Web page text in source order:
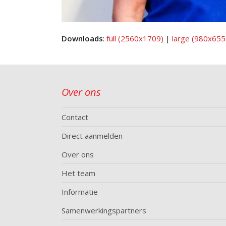
Downloads: full (2560x1709) | large
Over ons
Contact
Direct aanmelden
Over ons
Het team
Informatie
Samenwerkingspartners